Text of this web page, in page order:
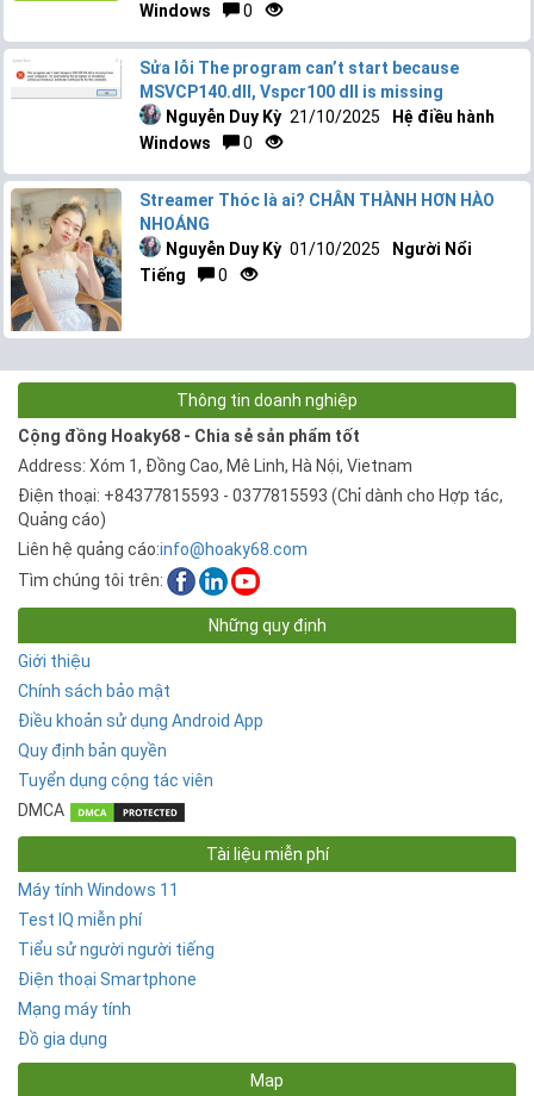
Windows
0
Sửa lỗi The program can’t start because
MSVCP140.dll, Vspcr100 dll is missing
Nguyễn Duy Kỳ 21/10/2025
Hệ điều hành
Windows
0
Streamer Thóc là ai? CHÂN THÀNH HƠN HÀO
NHOÁNG
Nguyễn Duy Kỳ 01/10/2025
Người Nổi
Tiếng
0
Thông tin doanh nghiệp
Cộng đồng Hoaky68 - Chia sẻ sản phẩm tốt
Address: Xóm 1, Đồng Cao, Mê Linh, Hà Nội, Vietnam
Điện thoại: +84377815593 - 0377815593 (Chỉ dành cho Hợp tác,
Quảng cáo)
Liên hệ quảng cáo:info@hoaky68.com
Tìm chúng tôi trên:
Những quy định
Giới thiệu
Chính sách bảo mật
Điều khoản sử dụng Android App
Quy định bản quyền
Tuyển dụng cộng tác viên
DMCA
Tài liệu miễn phí
Máy tính Windows 11
Test IQ miễn phí
Tiểu sử người người tiếng
Điện thoại Smartphone
Mạng máy tính
Đồ gia dụng
Map